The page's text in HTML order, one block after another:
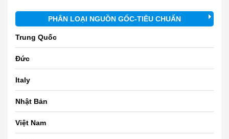
PHÂN LOẠI NGUỒN GỐC-TIÊU CHUẨN
Trung Quốc
Đức
Italy
Nhật Bản
Việt Nam